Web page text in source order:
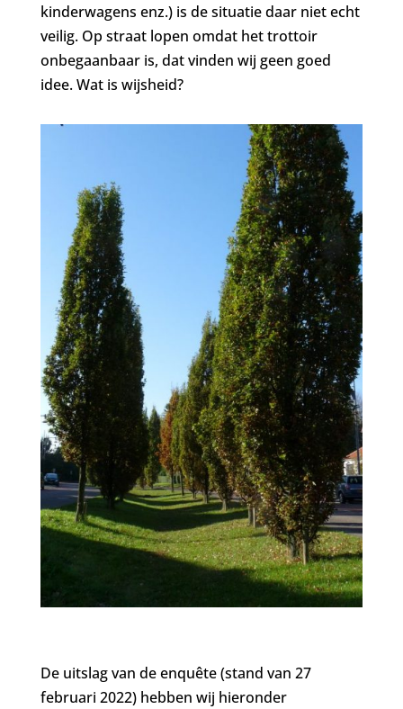
kinderwagens enz.) is de situatie daar niet echt
veilig. Op straat lopen omdat het trottoir
onbegaanbaar is, dat vinden wij geen goed
idee. Wat is wijsheid?
De uitslag van de enquête (stand van 27
februari 2022) hebben wij hieronder